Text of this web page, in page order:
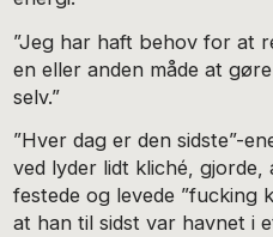
”Jeg har haft behov for at
en eller anden måde at
selv.”
”Hver dag er den sidste”-
ved lyder lidt kliché,
festede og levede ”fucking
at han til sidst var havnet i